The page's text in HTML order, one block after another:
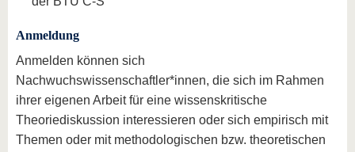
Anmeldung
Anmelden können sich
Nachwuchswissenschaftler*innen, die sich im Rahmen
ihrer eigenen Arbeit für eine wissenskritische
Theoriediskussion interessieren oder sich empirisch mit
Themen oder mit methodologischen bzw. theoretischen